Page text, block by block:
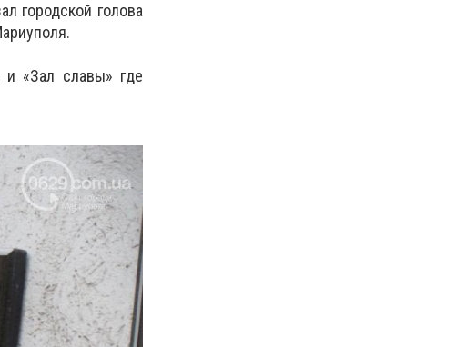
городской голова
«Зал славы» где